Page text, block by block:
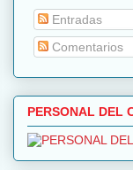
Entradas
Comentarios
PERSONAL DEL